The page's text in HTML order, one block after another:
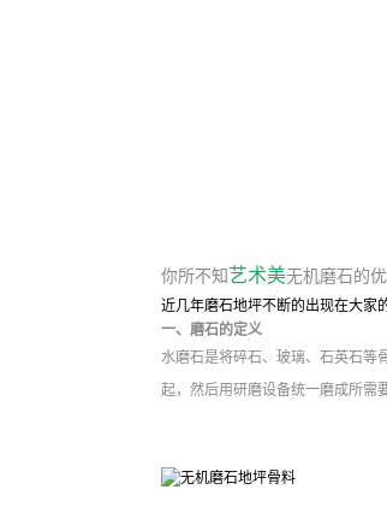
你所不知艺术美无机磨石的
近几年磨石地坪不断的出现在大家
一、磨石的定义
水磨石是将碎石、玻璃、石英石等
起，然后用研磨设备统一磨成所需